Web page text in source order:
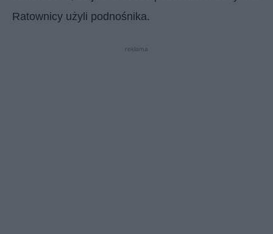
Ratownicy użyli podnośnika.
reklama